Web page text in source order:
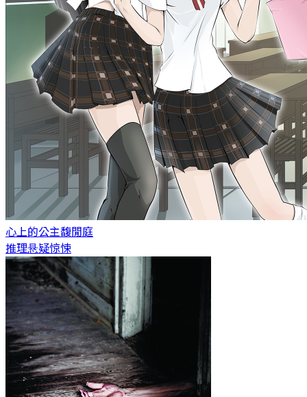
心上的公主馥閒庭
推理悬疑惊悚